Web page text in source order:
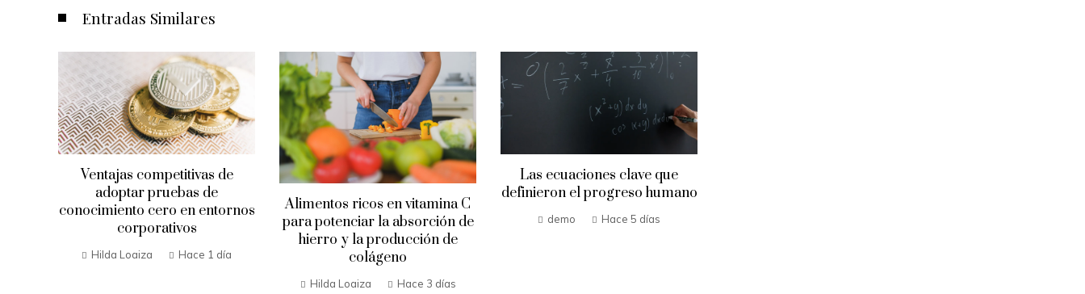
Entradas Similares
Ventajas competitivas de
adoptar pruebas de
conocimiento cero en entornos
corporativos
Hilda Loaiza Hace 1 día
Alimentos ricos en vitamina C
para potenciar la absorción de
hierro y la producción de
colágeno
Hilda Loaiza Hace 3 días
Las ecuaciones clave que
definieron el progreso humano
demo Hace 5 días